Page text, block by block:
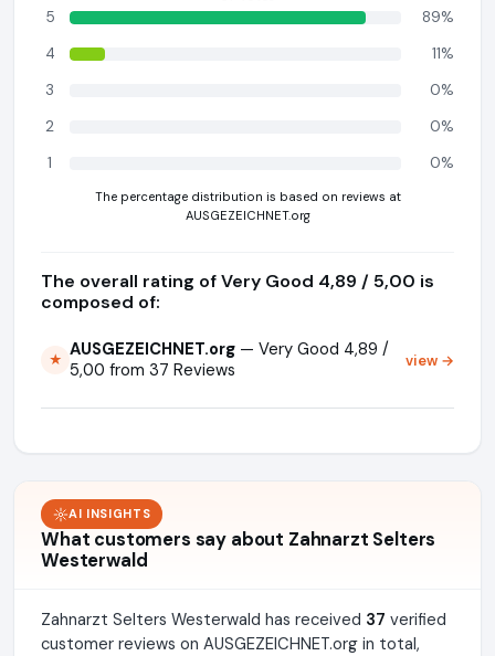
5
89%
4
11%
3
0%
2
0%
1
0%
The percentage distribution is based on reviews at
AUSGEZEICHNET.org
The overall rating of Very Good 4,89 / 5,00 is
composed of:
★ AUSGEZEICHNET.org — Very Good 4,89 /
5,00 from 37 Reviews
view →
AI INSIGHTS
What customers say about Zahnarzt Selters
Westerwald
Zahnarzt Selters Westerwald has received 37 verified
customer reviews on AUSGEZEICHNET.org in total,